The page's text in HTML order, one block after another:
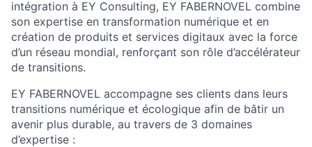
intégration à EY Consulting, EY FABERNOVEL combine
son expertise en transformation numérique et en
création de produits et services digitaux avec la force
d’un réseau mondial, renforçant son rôle d’accélérateur
de transitions.
EY FABERNOVEL accompagne ses clients dans leurs
transitions numérique et écologique afin de bâtir un
avenir plus durable, au travers de 3 domaines
d’expertise :